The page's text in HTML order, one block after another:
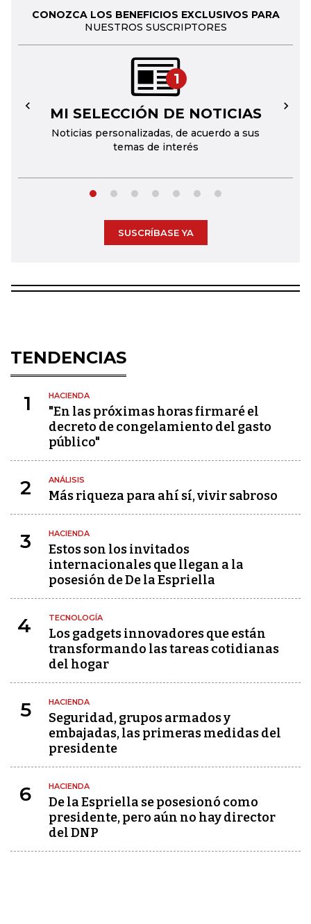
CONOZCA LOS BENEFICIOS EXCLUSIVOS PARA
NUESTROS SUSCRIPTORES
1
MI SELECCIÓN DE NOTICIAS
Noticias personalizadas, de acuerdo a sus
temas de interés
← →
SUSCRÍBASE YA
TENDENCIAS
1 HACIENDA
"En las próximas horas firmaré el
decreto de congelamiento del gasto
público"
2 ANÁLISIS
Más riqueza para ahí sí, vivir sabroso
3 HACIENDA
Estos son los invitados
internacionales que llegan a la
posesión de De la Espriella
4 TECNOLOGÍA
Los gadgets innovadores que están
transformando las tareas cotidianas
del hogar
5 HACIENDA
Seguridad, grupos armados y
embajadas, las primeras medidas del
presidente
6 HACIENDA
De la Espriella se posesionó como
presidente, pero aún no hay director
del DNP